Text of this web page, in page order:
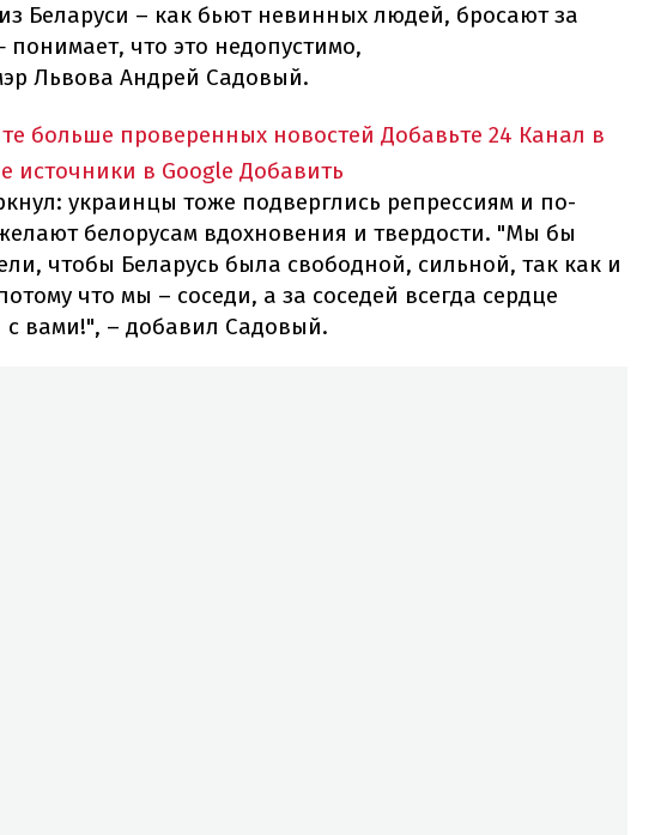
Беларуси – как бьют невинных людей, бросают за
понимает, что это недопустимо,
Львова Андрей Садовый.
больше проверенных новостей Добавьте 24 Канал в
источники в Google Добавить
украинцы тоже подверглись репрессиям и по-
белорусам вдохновения и твердости. "Мы бы
чтобы Беларусь была свободной, сильной, так как и
что мы – соседи, а за соседей всегда сердце
вами!", – добавил Садовый.